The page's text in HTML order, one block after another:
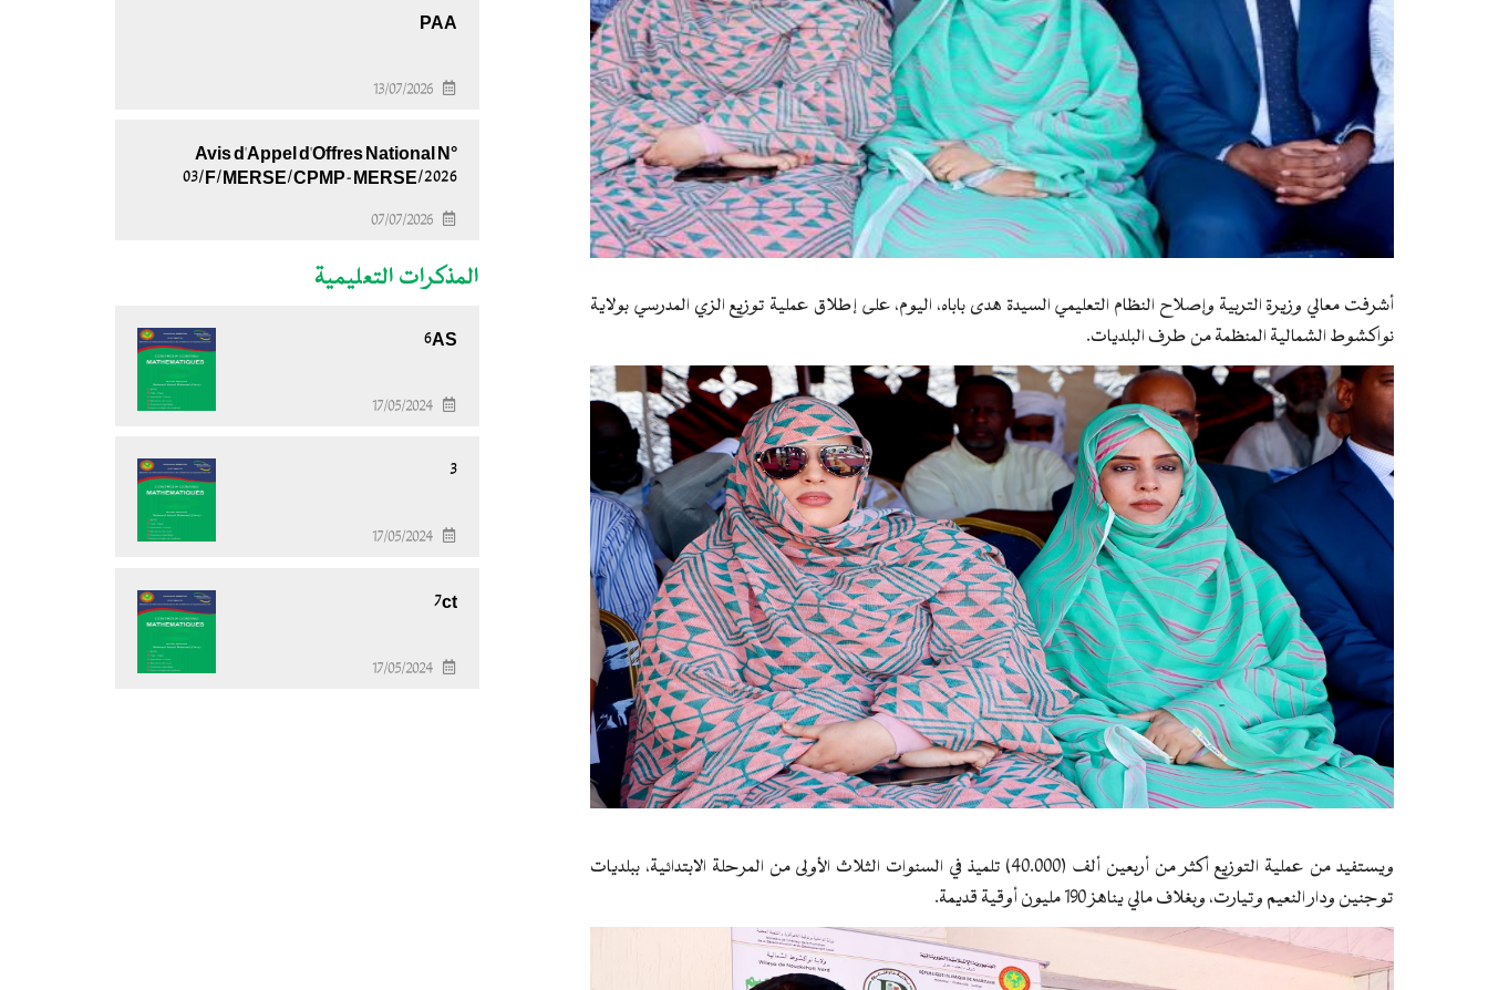
PAA
13/07/2026
Avis d'Appel d'Offres National N°
03/F/MERSE/CPMP-MERSE/2026
07/07/2026
المذكرات التعليمية
6AS
17/05/2024
3
17/05/2024
7ct
17/05/2024
أشرفت معالي وزيرة التربية وإصلاح النظام التعليمي السيدة هدى باباه، اليوم، على إطلاق عملية توزيع الزي المدرسي بولاية
نواكشوط الشمالية المنظمة من طرف البلديات.
ويستفيد من عملية التوزيع أكثر من أربعين ألف (40.000) تلميذ في السنوات الثلاث الأولى من المرحلة الابتدائية، ببلديات
توجنين ودار النعيم وتيارت، وبغلاف مالي يناهز 190 مليون أوقية قديمة.